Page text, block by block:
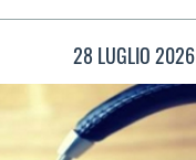
28 LUGLIO 2026